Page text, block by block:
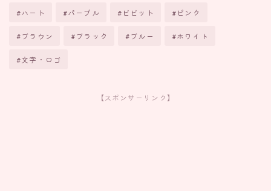
#ハート #パープル #ビビット #ピンク
#ブラウン #ブラック #ブルー #ホワイト
#文字・ロゴ
【スポンサーリンク】